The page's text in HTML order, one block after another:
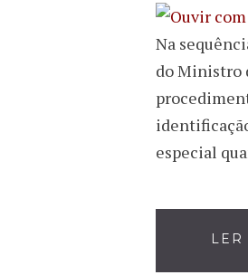
Na
do Ministro
especial
LER